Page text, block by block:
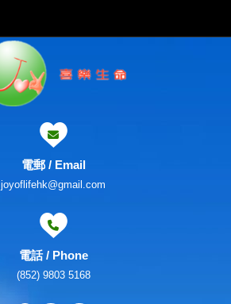
電郵 / Email
joyoflifehk@gmail.com
電話 / Phone
(852) 9803 5168Phone